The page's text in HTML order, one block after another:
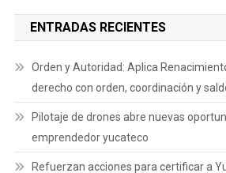
ENTRADAS RECIENTES
Orden y Autoridad: Aplica
derecho con orden, coordinación y
Pilotaje de drones abre nuevas
emprendedor yucateco
Refuerzan acciones para certificar a